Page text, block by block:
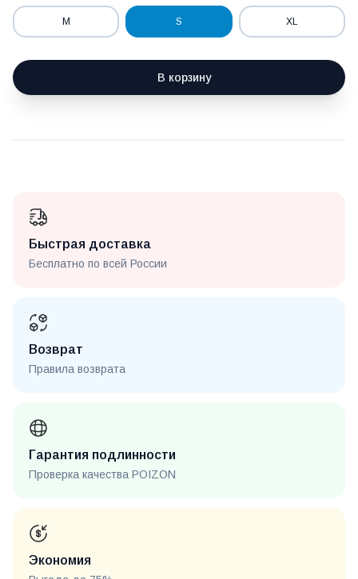
M S XL
В корзину
Быстрая доставка
Бесплатно по всей России
Возврат
Правила возврата
Гарантия подлинности
Проверка качества POIZON
Экономия